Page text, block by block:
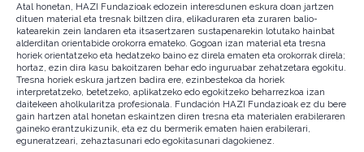
Atal honetan, HAZI Fundazioak edozein interesdunen eskura doan jartzen
dituen material eta tresnak biltzen dira, elikaduraren eta zuraren balio-
katearekin zein landaren eta itsasertzaren sustapenarekin lotutako hainbat
alderditan orientabide orokorra emateko. Gogoan izan material eta tresna
horiek orientatzeko eta hedatzeko baino ez direla ematen eta orokorrak direla;
hortaz, ezin dira kasu bakoitzaren behar edo inguruabar zehatzetara egokitu.
Tresna horiek eskura jartzen badira ere, ezinbestekoa da horiek
interpretatzeko, betetzeko, aplikatzeko edo egokitzeko beharrezkoa izan
daitekeen aholkularitza profesionala. Fundación HAZI Fundazioak ez du bere
gain hartzen atal honetan eskaintzen diren tresna eta materialen erabileraren
gaineko erantzukizunik, eta ez du bermerik ematen haien erabilerari,
eguneratzeari, zehaztasunari edo egokitasunari dagokienez.